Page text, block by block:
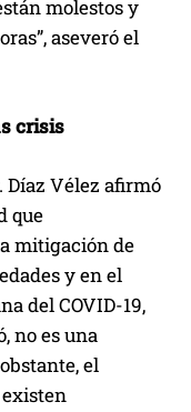
molestos y
aseveró el
crisis
Díaz Vélez afirmó
que
mitigación de
y en el
del COVID-19,
no es una
el
existen